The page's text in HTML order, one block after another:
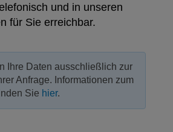
und in unseren
für Sie erreichbar.
Ihre Daten ausschließlich zur
Anfrage. Informationen zum
Sie hier.